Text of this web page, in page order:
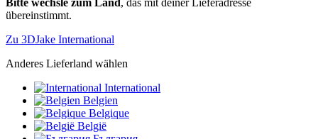
Bitte wechsle zum Land, das mit deiner Lieferadresse
übereinstimmt.
Zu 3DJake International
Anderes Lieferland wählen
International
Belgien
Belgique
België